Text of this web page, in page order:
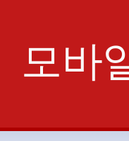
모바